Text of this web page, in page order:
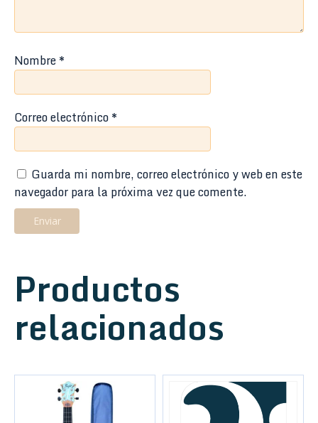
Nombre*
Correo electrónico*
Guarda mi nombre, correo electrónico y web en este
navegador para la próxima vez que comente.
Productos
relacionados